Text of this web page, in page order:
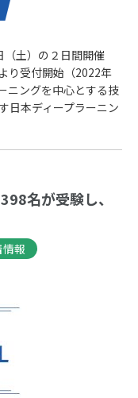
（土）の２日間開催
り受付開始（2022年
ニングを中心とする技
日本ディープラーニン
名が受験し、
報